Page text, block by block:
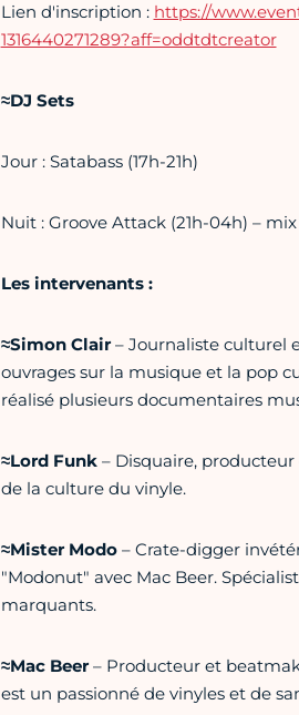
Lien d'inscription : https://
1316440271289?aff=oddtdtcreator
≈DJ Sets
Jour : Satabass (17h-21h)
Nuit : Groove Attack (21h-04h) –
Les intervenants :
≈Simon Clair– Journaliste culturel
ouvrages sur la musique et la pop
réalisé plusieurs documentaires
≈Lord Funk – Disquaire,
de la culture du vinyle.
≈Mister Modo – Crate-digger
"Modonut" avec Mac Beer.
marquants.
≈Mac Beer– Producteur et
est un passionné de vinyles et de